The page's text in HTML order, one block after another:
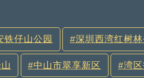
铁仔山公园 深圳西湾红树林
中山市翠享新区 湾